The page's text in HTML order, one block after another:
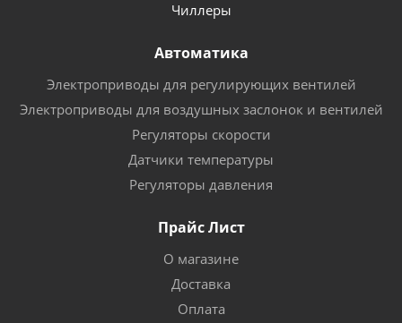
Чиллеры
Автоматика
Электроприводы для регулирующих вентилей
Электроприводы для воздушных заслонок и вентилей
Регуляторы скорости
Датчики температуры
Регуляторы давления
Прайс Лист
О магазине
Доставка
Оплата